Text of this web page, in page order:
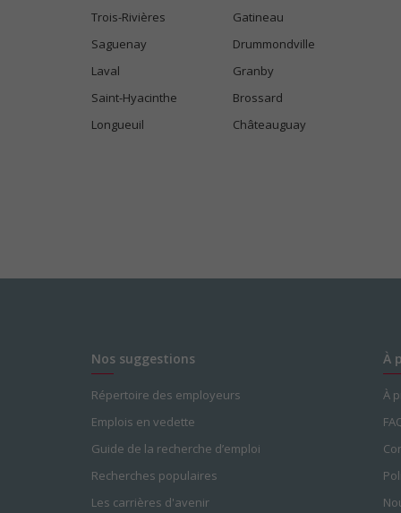
Trois-Rivières
Gatineau
Saguenay
Drummondville
Laval
Granby
Saint-Hyacinthe
Brossard
Longueuil
Châteauguay
Nos suggestions
Répertoire des employeurs
Emplois en vedette
Guide de la recherche d’emploi
Recherches populaires
Les carrières d'avenir
À
À